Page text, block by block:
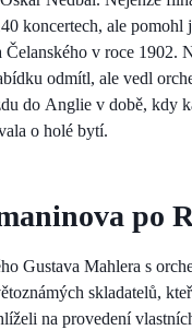
koncertech, ale pomohl
v roce 1902.
odmítl, ale vedl
do Anglie v době, kdy
o holé bytí.
po
Gustava Mahlera s
skladatelů,
na provedení